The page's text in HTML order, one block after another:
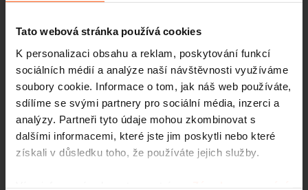
Tato webová stránka používá cookies
K personalizaci obsahu a reklam, poskytování funkcí
sociálních médií a analýze naší návštěvnosti využíváme
soubory cookie. Informace o tom, jak náš web používáte,
sdílíme se svými partnery pro sociální média, inzerci a
analýzy. Partneři tyto údaje mohou zkombinovat s
dalšími informacemi, které jste jim poskytli nebo které
získali v důsledku toho, že používáte jejich služby.